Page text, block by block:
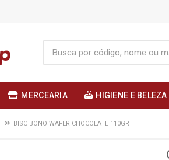
MERCEARIA HIGIENE E BELEZA
BISC BONO WAFER CHOCOLATE 110GR